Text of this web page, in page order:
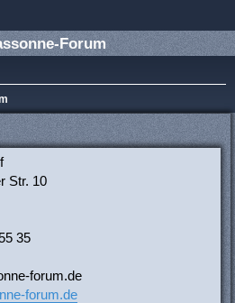
Forum
Str. 10
35
forum.de
forum.de